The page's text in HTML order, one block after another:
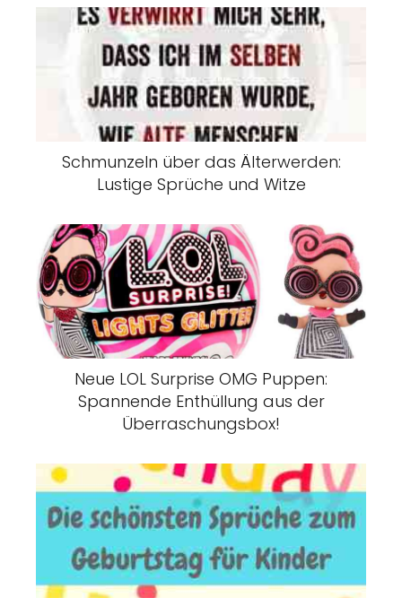
Schmunzeln über das Älterwerden:
Lustige Sprüche und Witze
Neue LOL Surprise OMG Puppen:
Spannende Enthüllung aus der
Überraschungsbox!